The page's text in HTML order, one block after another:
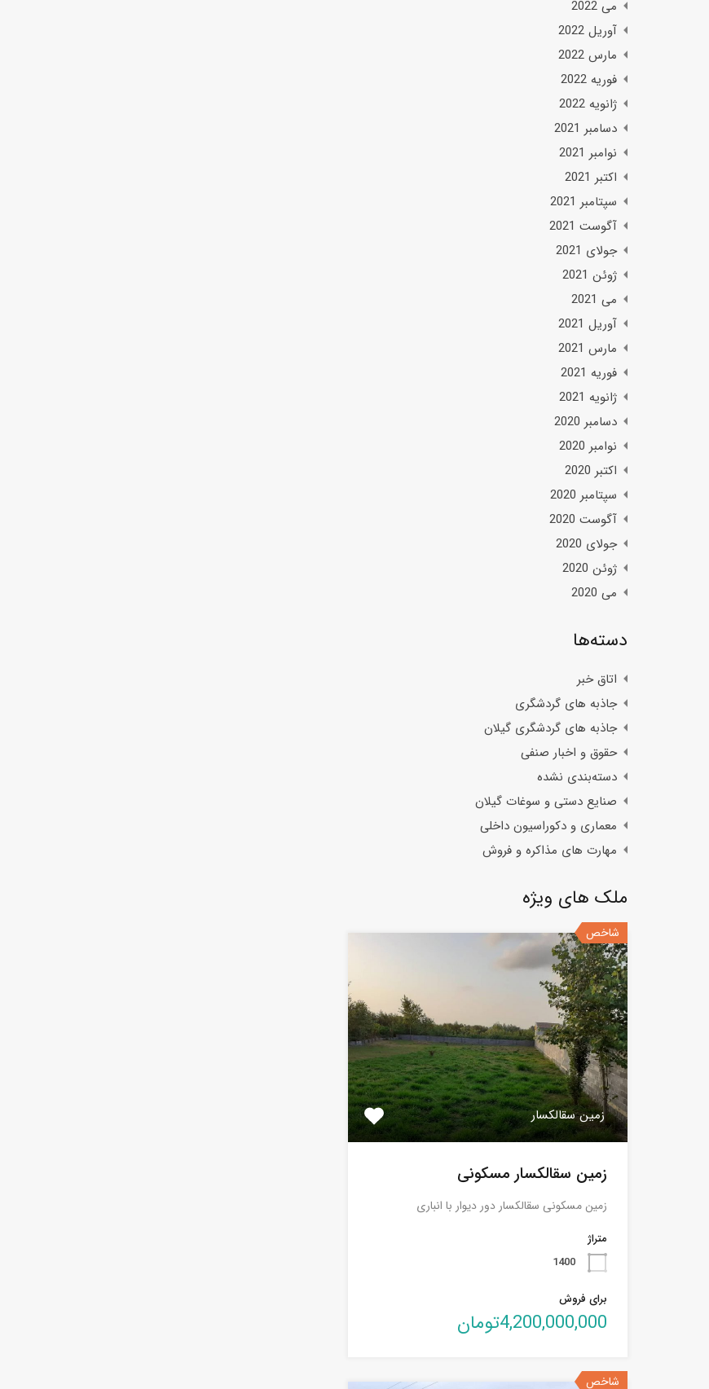
می 2022
آوریل 2022
مارس 2022
فوریه 2022
ژانویه 2022
دسامبر 2021
نوامبر 2021
اکتبر 2021
سپتامبر 2021
آگوست 2021
جولای 2021
ژوئن 2021
می 2021
آوریل 2021
مارس 2021
فوریه 2021
ژانویه 2021
دسامبر 2020
نوامبر 2020
اکتبر 2020
سپتامبر 2020
آگوست 2020
جولای 2020
ژوئن 2020
می 2020
دسته‌ها
اتاق خبر
جاذبه های گردشگری
جاذبه های گردشگری گیلان
حقوق و اخبار صنفی
دسته‌بندی نشده
صنایع دستی و سوغات گیلان
معماری و دکوراسیون داخلی
مهارت های مذاکره و فروش
ملک های ویژه
شاخص
زمین سقالکسار
زمین سقالکسار مسکونی
زمین مسکونی سقالکسار دور دیوار با انباری
متراژ
1400
برای فروش
4,200,000,000تومان
شاخص